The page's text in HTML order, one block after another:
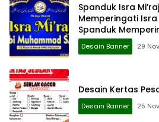
Spanduk Isra
Memperingati Isra
Spanduk
Desain Banner 29
Desain Kertas
Desain Banner 25